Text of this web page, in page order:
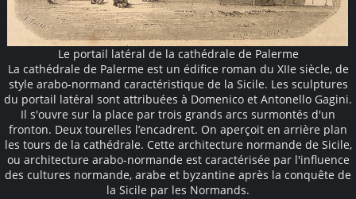
Le portail latéral de la cathédrale de Palerme
La cathédrale de Palerme est un édifice roman du XIIe siècle, de
style arabo-normand caractéristique de la Sicile. Les sculptures
du portail latéral sont attribuées à Domenico et Antonello Gagini.
Il s'ouvre sur la place par trois grands arcs surmontés d'un
fronton. Deux tourelles l’encadrent. On aperçoit en arrière plan
les tours de la cathédrale. Cette architecture normande de Sicile,
ou architecture arabo-normande est caractérisée par l'influence
des cultures normande, arabe et byzantine après la conquête de
la Sicile par les Normands.